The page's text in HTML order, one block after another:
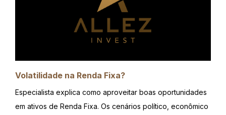
Volatilidade na Renda Fixa?
Especialista explica como aproveitar boas oportunidades
em ativos de Renda Fixa. Os cenários político, econômico